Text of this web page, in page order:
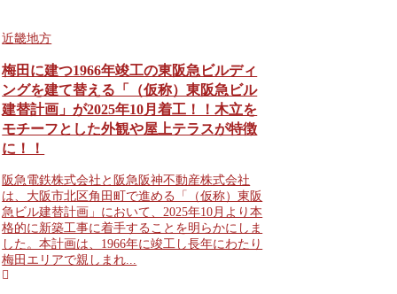
近畿地方
梅田に建つ1966年竣工の東阪急ビルディ
ングを建て替える「（仮称）東阪急ビル
建替計画」が2025年10月着工！！木立を
モチーフとした外観や屋上テラスが特徴
に！！
阪急電鉄株式会社と阪急阪神不動産株式会社
は、大阪市北区角田町で進める「（仮称）東阪
急ビル建替計画」において、2025年10月より本
格的に新築工事に着手することを明らかにしま
した。本計画は、1966年に竣工し長年にわたり
梅田エリアで親しまれ...